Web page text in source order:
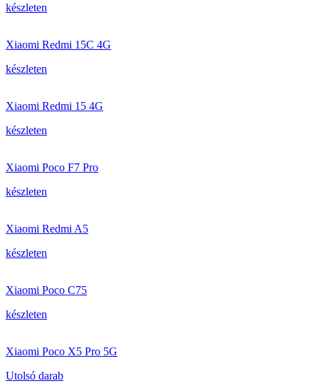
készleten
Xiaomi Redmi 15C 4G
készleten
Xiaomi Redmi 15 4G
készleten
Xiaomi Poco F7 Pro
készleten
Xiaomi Redmi A5
készleten
Xiaomi Poco C75
készleten
Xiaomi Poco X5 Pro 5G
Utolsó darab